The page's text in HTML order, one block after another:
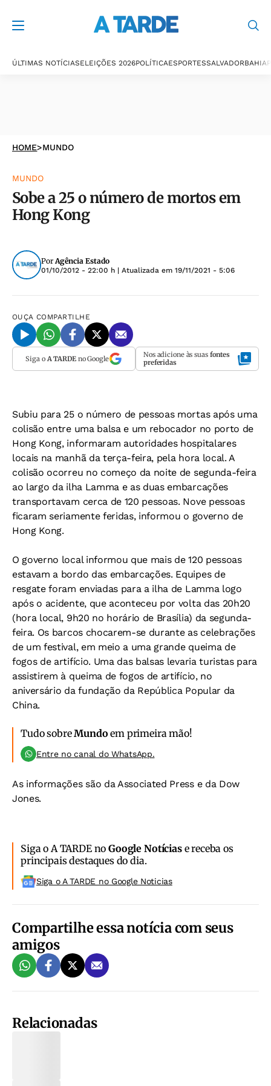
ÚLTIMAS NOTÍCIASELEIÇÕES 2026POLÍTICAESPORTESSALVADORBAHIA
HOME>MUNDO
MUNDO
Sobe a 25 o número de mortos em
Hong Kong
PorAgência Estado
01/10/2012 - 22:00 h | Atualizada em 19/11/2021 - 5:06
OUÇA COMPARTILHE
Siga o A TARDEno Google Nos adicione às suas fontes
preferidas
Subiu para 25 o número de pessoas mortas após uma
colisão entre uma balsa e um rebocador no porto de
Hong Kong, informaram autoridades hospitalares
locais na manhã da terça-feira, pela hora local. A
colisão ocorreu no começo da noite de segunda-feira
ao largo da ilha Lamma e as duas embarcações
transportavam cerca de 120 pessoas. Nove pessoas
ficaram seriamente feridas, informou o governo de
Hong Kong.
O governo local informou que mais de 120 pessoas
estavam a bordo das embarcações. Equipes de
resgate foram enviadas para a ilha de Lamma logo
após o acidente, que aconteceu por volta das 20h20
(hora local, 9h20 no horário de Brasília) da segunda-
feira. Os barcos chocarem-se durante as celebrações
de um festival, em meio a uma grande queima de
fogos de artifício. Uma das balsas levaria turistas para
assistirem à queima de fogos de artifício, no
aniversário da fundação da República Popular da
China.
Tudo sobreMundo em primeira mão!
Entre no canal do WhatsApp.
As informações são da Associated Press e da Dow
Jones.
Siga o A TARDE noGoogle Notíciase receba os
principais destaques do dia.
Siga o A TARDE no Google Noticias
Compartilhe essa notícia com seus
amigos
Relacionadas